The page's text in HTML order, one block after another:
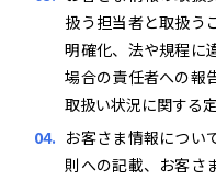
扱う担当者と取扱う
明確化、法や規程に
場合の責任者への報
取扱い状況に関する
お客さま情報につい
則への記載、お客さ